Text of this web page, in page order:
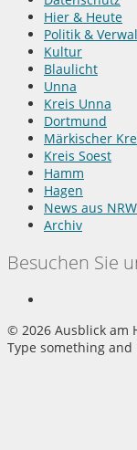
Hier & Heute
Politik &
Kultur
Blaulicht
Unna
Kreis Unna
Dortmund
Märkischer
Kreis Soest
Hamm
Hagen
News aus NRW
Archiv
Besuchen Sie
© 2026 Ausblick am
Type something and